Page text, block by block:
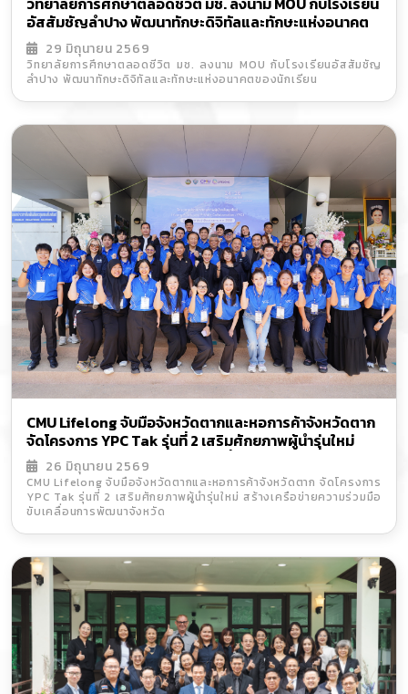
อัสสัมชัญลำปาง พัฒนาทักษะดิจิทัลและทักษะแห่งอนาคต
ของนักเรียน
29 มิถุนายน 2569
วิทยาลัยการศึกษาตลอดชีวิต มช. ลงนาม MOU กับโรงเรียนอัสสัมชัญ
ลำปาง พัฒนาทักษะดิจิทัลและทักษะแห่งอนาคตของนักเรียน
CMU Lifelong จับมือจังหวัดตากและหอการค้าจังหวัดตาก
จัดโครงการ YPC Tak รุ่นที่ 2 เสริมศักยภาพผู้นำรุ่นใหม่
สร้างเครือข่ายความร่วมมือขับเคลื่อนการพัฒนาจังหวัด
26 มิถุนายน 2569
CMU Lifelong จับมือจังหวัดตากและหอการค้าจังหวัดตาก จัดโครงการ
YPC Tak รุ่นที่ 2 เสริมศักยภาพผู้นำรุ่นใหม่ สร้างเครือข่ายความร่วมมือ
ขับเคลื่อนการพัฒนาจังหวัด